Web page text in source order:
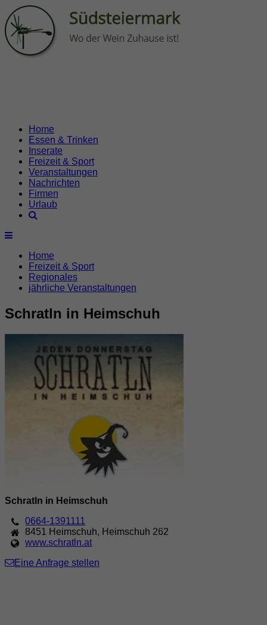
Home
Essen & Trinken
Inserate
Freizeit & Sport
Veranstaltungen
Nachrichten
Firmen
Urlaub
Home
Freizeit & Sport
Regionales
jährliche Veranstaltungen
Schratln in Heimschuh
Schratln in Heimschuh
0664-1391111
8451
Heimschuh, Heimschuh 262
www.schratln.at
Eine Anfrage stellen